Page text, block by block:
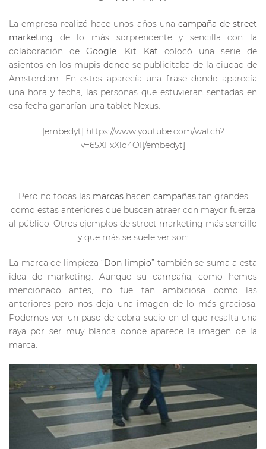
La empresa realizó hace unos años una campaña de street
marketing de lo más sorprendente y sencilla con la
colaboración deGoogle. Kit Kat colocó una serie de
asientos en los mupis donde se publicitaba de la ciudad de
Amsterdam. En estos aparecía una frase donde aparecía
una hora y fecha, las personas que estuvieran sentadas en
esa fecha ganarían una tablet Nexus.
[embedyt] https://www.youtube.com/watch?
v=65XFxXlo4OI[/embedyt]
Pero no todas las marcashacen campañastan grandes
como estas anteriores que buscan atraer con mayor fuerza
al público. Otros ejemplos de street marketing más sencillo
y que más se suele ver son:
La marca de limpieza “Don limpio” también se suma a esta
idea de marketing. Aunque su campaña, como hemos
mencionado antes, no fue tan ambiciosa como las
anteriores pero nos deja una imagen de lo más graciosa.
Podemos ver un paso de cebra sucio en el que resalta una
raya por ser muy blanca donde aparece la imagen de la
marca.